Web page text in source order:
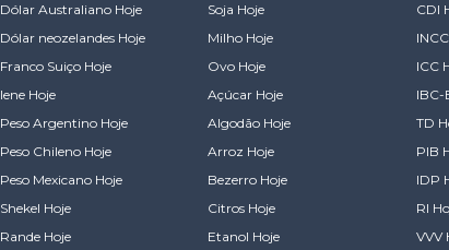
Dólar Australiano Hoje
Dólar neozelandes Hoje
Franco Suiço Hoje
Iene Hoje
Peso Argentino Hoje
Peso Chileno Hoje
Peso Mexicano Hoje
Shekel Hoje
Rande Hoje
Soja Hoje
Milho Hoje
Ovo Hoje
Açúcar Hoje
Algodão Hoje
Arroz Hoje
Bezerro Hoje
Citros Hoje
Etanol Hoje
CDI
ICC
IBC-
TD
PIB
IDP
RI
VVV